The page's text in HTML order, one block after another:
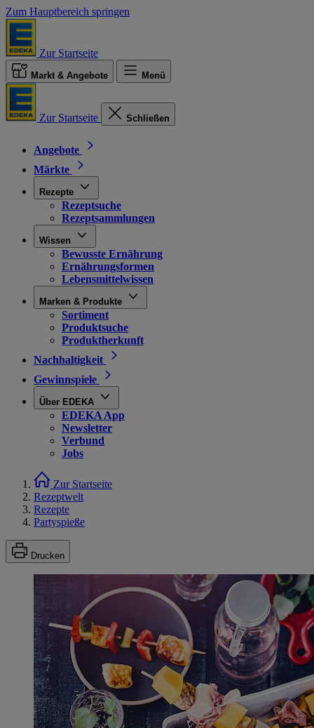
Zum Hauptbereich springen
Zur Startseite
Markt & Angebote Menü
Zur Startseite Schließen
Angebote
Märkte
Rezepte
Rezeptsuche
Rezeptsammlungen
Wissen
Bewusste Ernährung
Ernährungsformen
Lebensmittelwissen
Marken & Produkte
Sortiment
Produktsuche
Produktherkunft
Nachhaltigkeit
Gewinnspiele
Über EDEKA
EDEKA App
Newsletter
Verbund
Jobs
Zur Startseite
Rezeptwelt
Rezepte
Partyspieße
Drucken